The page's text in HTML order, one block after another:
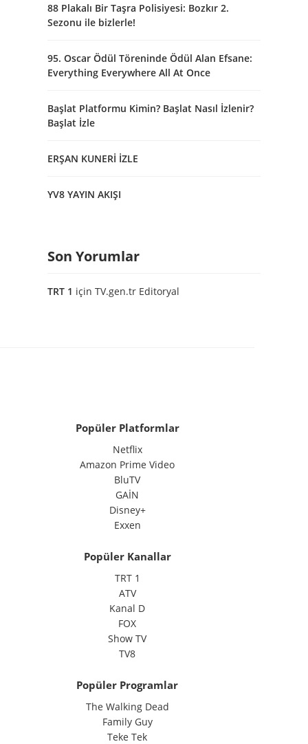
88 Plakalı Bir Taşra Polisiyesi: Bozkır 2.
Sezonu ile bizlerle!
95. Oscar Ödül Töreninde Ödül Alan Efsane:
Everything Everywhere All At Once
Başlat Platformu Kimin? Başlat Nasıl İzlenir?
Başlat İzle
ERŞAN KUNERİ İZLE
YV8 YAYIN AKIŞI
Son Yorumlar
TRT 1 için TV.gen.tr Editoryal
Popüler Platformlar
Netflix
Amazon Prime Video
BluTV
GAİN
Disney+
Exxen
Popüler Kanallar
TRT 1
ATV
Kanal D
FOX
Show TV
TV8
Popüler Programlar
The Walking Dead
Family Guy
Teke Tek